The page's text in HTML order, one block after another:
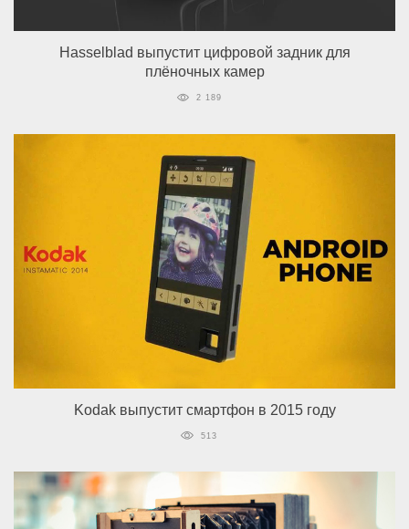
Hasselblad выпустит цифровой задник для
плёночных камер
2 189
Kodak выпустит смартфон в 2015 году
513